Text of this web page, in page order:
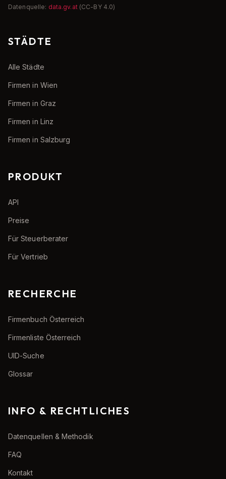
Datenquelle: data.gv.at (CC-BY 4.0)
STÄDTE
Alle Städte
Firmen in Wien
Firmen in Graz
Firmen in Linz
Firmen in Salzburg
PRODUKT
API
Preise
Für Steuerberater
Für Vertrieb
RECHERCHE
Firmenbuch Österreich
Firmenliste Österreich
UID-Suche
Glossar
INFO & RECHTLICHES
Datenquellen & Methodik
FAQ
Kontakt